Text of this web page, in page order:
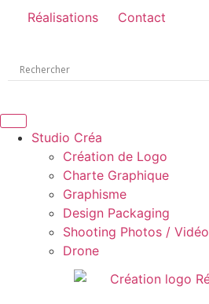
Réalisations Contact
Studio Créa
Création de Logo
Charte Graphique
Graphisme
Design Packaging
Shooting Photos / Vidéo
Drone